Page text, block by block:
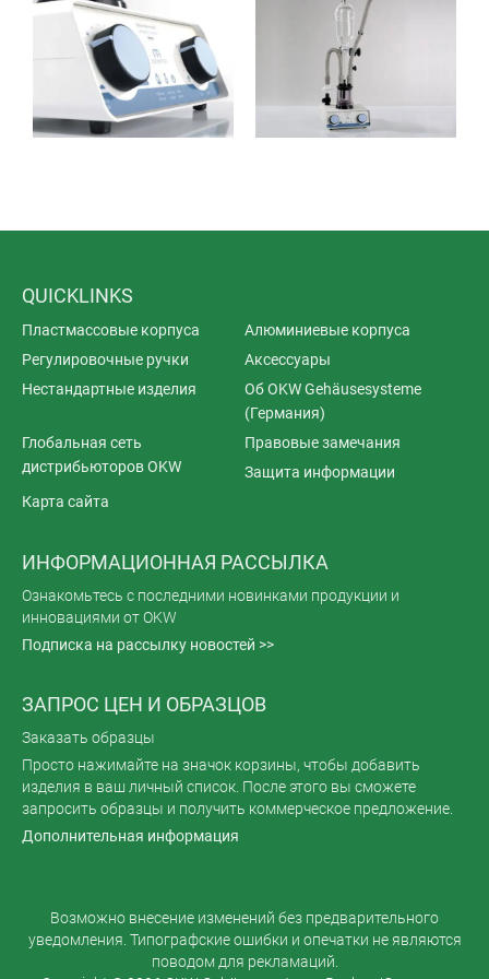
QUICKLINKS
Пластмассовые корпуса
Алюминиевые корпуса
Регулировочные ручки
Аксессуары
Нестандартные изделия
Об OKW Gehäusesysteme
(Германия)
Глобальная сеть
дистрибьюторов OKW
Правовые замечания
Защита информации
Карта сайта
ИНФОРМАЦИОННАЯ РАССЫЛКА
Ознакомьтесь с последними новинками продукции и
инновациями от OKW
Подписка на рассылку новостей >>
ЗАПРОС ЦЕН И ОБРАЗЦОВ
Заказать образцы
Просто нажимайте на значок корзины, чтобы добавить
изделия в ваш личный список. После этого вы сможете
запросить образцы и получить коммерческое предложение.
Дополнительная информация
Возможно внесение изменений без предварительного
уведомления. Типографские ошибки и опечатки не являются
поводом для рекламаций.